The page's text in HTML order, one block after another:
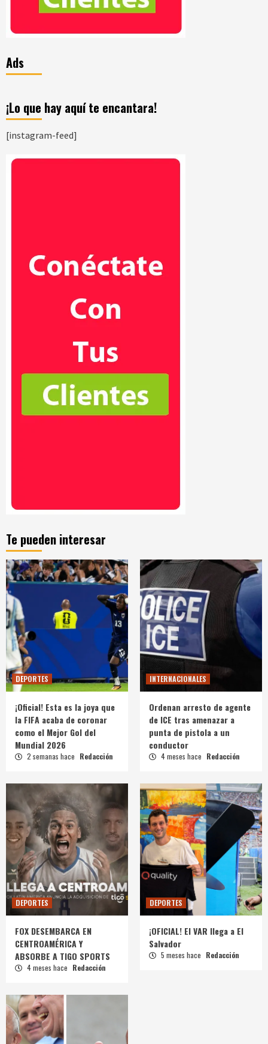
Ads
¡Lo que hay aquí te encantara!
[instagram-feed]
Te pueden interesar
DEPORTES
¡Oficial! Esta es la joya que
la FIFA acaba de coronar
como el Mejor Gol del
Mundial 2026
2 semanas hace Redacción
INTERNACIONALES
Ordenan arresto de agente
de ICE tras amenazar a
punta de pistola a un
conductor
4 meses hace Redacción
DEPORTES
FOX DESEMBARCA EN
CENTROAMÉRICA Y
ABSORBE A TIGO SPORTS
4 meses hace Redacción
DEPORTES
¡OFICIAL! El VAR llega a El
Salvador
5 meses hace Redacción